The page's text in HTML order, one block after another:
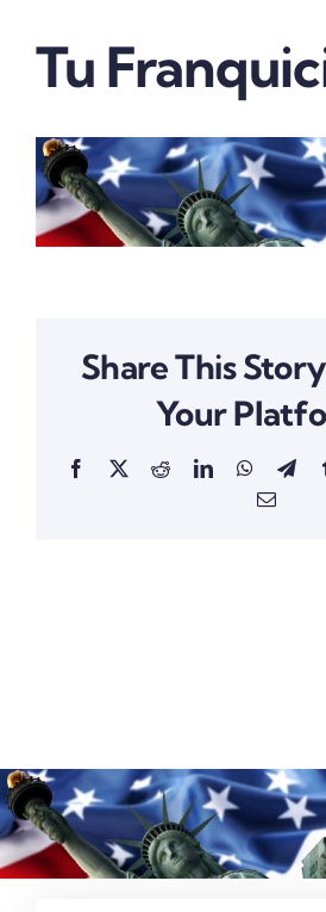
Marketing
Quienes somos
Contactanos
Tu
Share This
Your
Facebook
X RedditLinkedIn
Email